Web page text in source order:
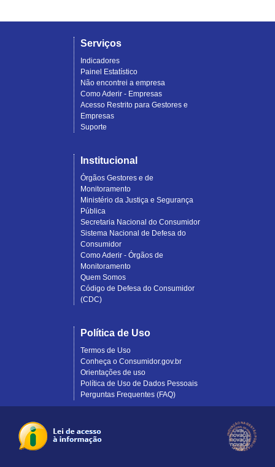
Serviços
Indicadores
Painel Estatístico
Não encontrei a empresa
Como Aderir - Empresas
Acesso Restrito para Gestores e
Empresas
Suporte
Institucional
Órgãos Gestores e de
Monitoramento
Ministério da Justiça e Segurança
Pública
Secretaria Nacional do Consumidor
Sistema Nacional de Defesa do
Consumidor
Como Aderir - Órgãos de
Monitoramento
Quem Somos
Código de Defesa do Consumidor
(CDC)
Política de Uso
Termos de Uso
Conheça o Consumidor.gov.br
Orientações de uso
Política de Uso de Dados Pessoais
Perguntas Frequentes (FAQ)